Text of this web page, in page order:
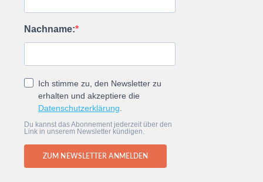
Nachname:
Ich stimme zu, den Newsletter zu
erhalten und akzeptiere die
Datenschutzerklärung.
Du kannst das Abonnement jederzeit über den
Link in unserem Newsletter kündigen.
ZUM NEWSLETTER ANMELDEN